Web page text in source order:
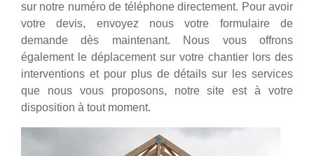
sur notre numéro de téléphone directement. Pour avoir
votre devis, envoyez nous votre formulaire de
demande dès maintenant. Nous vous offrons
également le déplacement sur votre chantier lors des
interventions et pour plus de détails sur les services
que nous vous proposons, notre site est à votre
disposition à tout moment.